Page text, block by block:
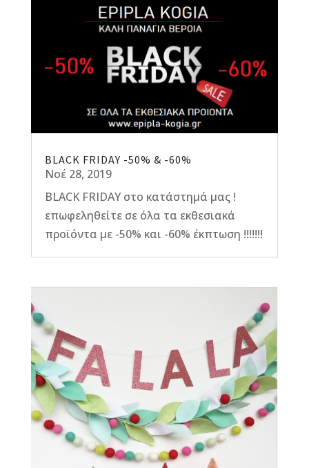
BLACK FRIDAY -50% & -60%
Νοέ 28, 2019
BLACK FRIDAY στο κατάστημά μας !
επωφεληθείτε σε όλα τα εκθεσιακά
προϊόντα με -50% και -60% έκπτωση !!!!!!!